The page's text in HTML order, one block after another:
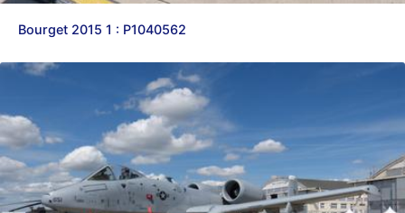
Bourget 2015 1 : P1040562